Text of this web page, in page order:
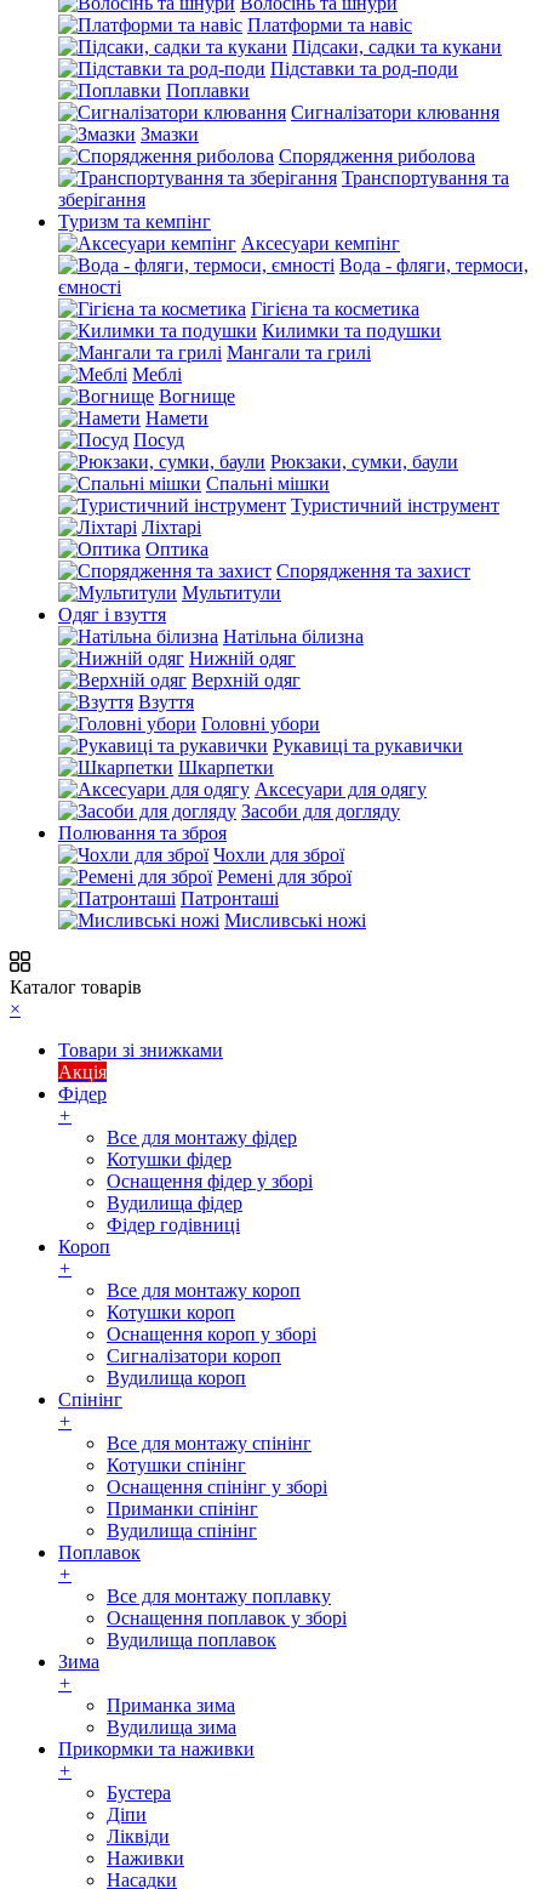
Платформи та навіс
Підсаки, садки та кукани
Підставки та род-поди
Поплавки
Сигналізатори клювання
Змазки
Спорядження риболова
Транспортування та
зберігання
Туризм та кемпінг
Аксесуари кемпінг
Вода - фляги, термоси,
ємності
Гігієна та косметика
Килимки та подушки
Мангали та грилі
Меблі
Вогнище
Намети
Посуд
Рюкзаки, сумки, баули
Спальні мішки
Туристичний інструмент
Ліхтарі
Оптика
Спорядження та захист
Мультитули
Одяг і взуття
Натільна білизна
Нижній одяг
Верхній одяг
Взуття
Головні убори
Рукавиці та рукавички
Шкарпетки
Аксесуари для одягу
Засоби для догляду
Полювання та зброя
Чохли для зброї
Ремені для зброї
Патронташі
Мисливські ножі
Каталог товарів
×
Товари зі знижками
Акція
Фідер
+
Все для монтажу фідер
Котушки фідер
Оснащення фідер у зборі
Вудилища фідер
Фідер годівниці
Короп
+
Все для монтажу короп
Котушки короп
Оснащення короп у зборі
Сигналізатори короп
Вудилища короп
Спінінг
+
Все для монтажу спінінг
Котушки спінінг
Оснащення спінінг у зборі
Приманки спінінг
Вудилища спінінг
Поплавок
+
Все для монтажу поплавку
Оснащення поплавок у зборі
Вудилища поплавок
Зима
+
Приманка зима
Вудилища зима
Прикормки та наживки
+
Бустера
Діпи
Ліквіди
Наживки
Насадки